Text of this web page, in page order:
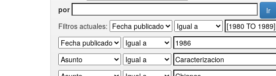
por
Filtros actuales: